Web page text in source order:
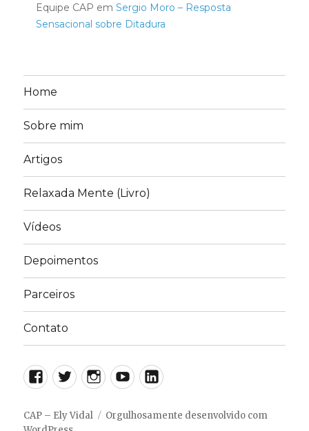
Equipe CAP em Sergio Moro – Resposta
Sensacional sobre Ditadura
Home
Sobre mim
Artigos
Relaxada Mente (Livro)
Vídeos
Depoimentos
Parceiros
Contato
Facebook
TwitterInstagram
YouTubeLinkedIn
CAP – Ely Vidal
Orgulhosamente desenvolvido com